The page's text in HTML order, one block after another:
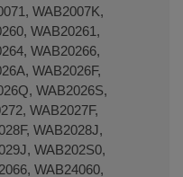
WAB2007K,
WAB20261,
WAB20266,
WAB2026F,
WAB2026S,
WAB2027F,
WAB2028J,
WAB202S0,
WAB24060,